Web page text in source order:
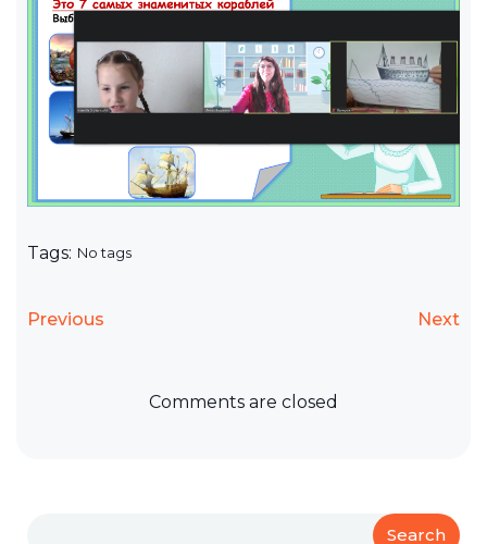
Tags: No tags
Previous Next
Comments are closed
Search